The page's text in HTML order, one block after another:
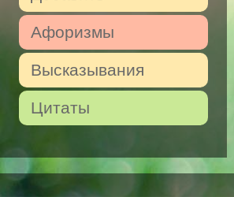
Афоризмы
Высказывания
Цитаты